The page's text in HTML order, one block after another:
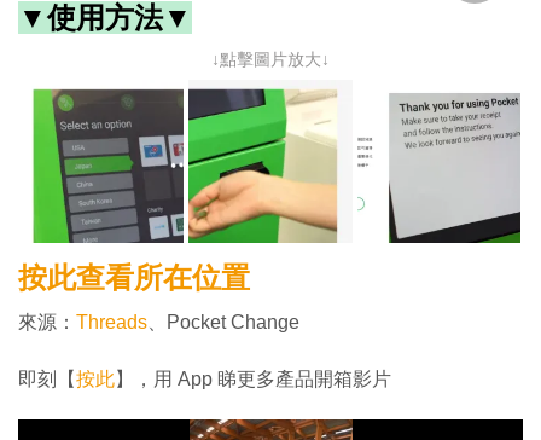
▼使用方法▼
↓點擊圖片放大↓
按此查看所在位置
來源： Threads、Pocket Change
即刻【按此】，用 App 睇更多產品開箱影片